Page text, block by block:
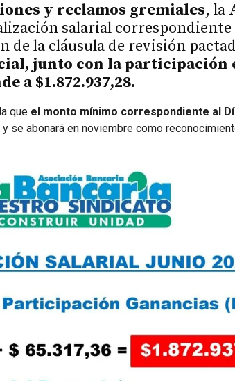
y reclamos gremiales, la
salarial correspondiente
de la cláusula de revisión
junto con la participación
a $1.872.937,28.
que el monto mínimo correspondiente al
y se abonará en noviembre como